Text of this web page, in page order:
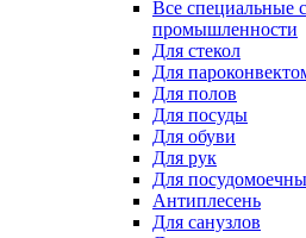
Все специальные
промышленности
Для стекол
Для
Для полов
Для посуды
Для обуви
Для рук
Для
Антиплесень
Для санузлов